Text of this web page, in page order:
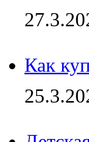
Как